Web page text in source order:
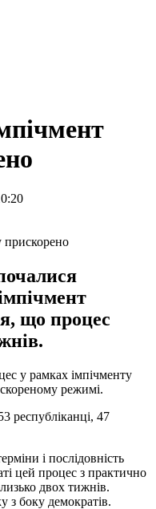
що процес
у рамках імпічменту
режимі.
республіканці, 47
і послідовність
цей процес з практично
двох тижнів.
з боку демократів.